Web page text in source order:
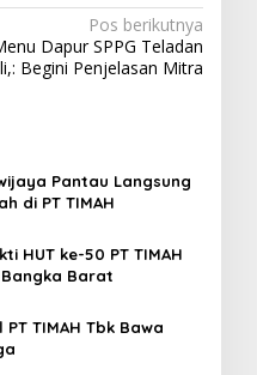
Pos berikutnya
Dapur SPPG Teladan
Begini Penjelasan Mitra
Pantau Langsung
di PT TIMAH
HUT ke-50 PT TIMAH
Barat
TIMAH Tbk Bawa